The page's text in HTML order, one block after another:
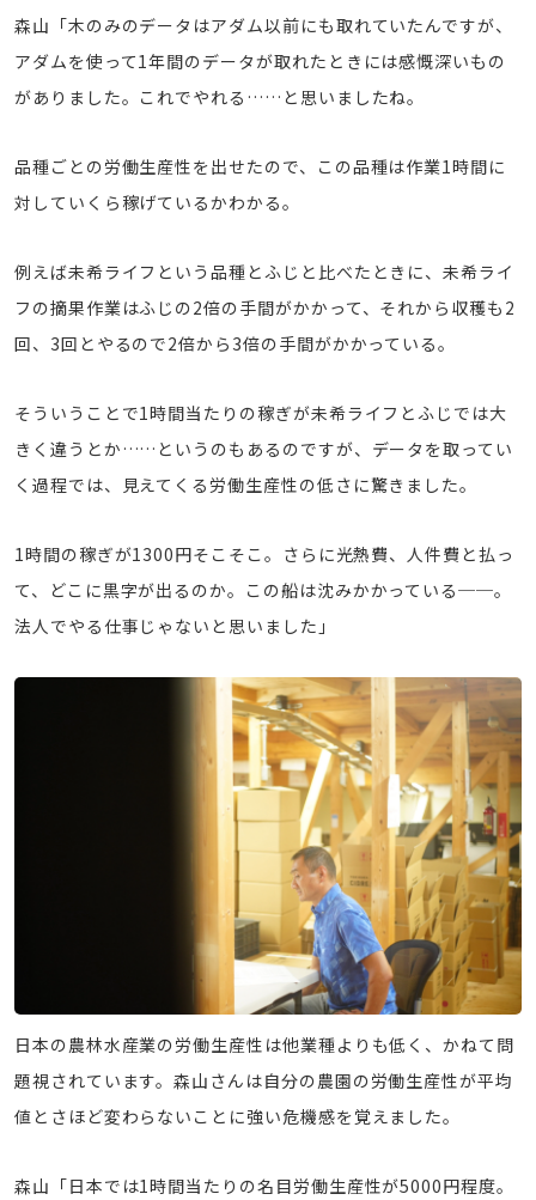
森山「木のみのデータはアダム以前にも取れていたんですが、
アダムを使って1年間のデータが取れたときには感慨深いもの
がありました。これでやれる……と思いましたね。
品種ごとの労働生産性を出せたので、この品種は作業1時間に
対していくら稼げているかわかる。
例えば未希ライフという品種とふじと比べたときに、未希ライ
フの摘果作業はふじの2倍の手間がかかって、それから収穫も2
回、3回とやるので2倍から3倍の手間がかかっている。
そういうことで1時間当たりの稼ぎが未希ライフとふじでは大
きく違うとか……というのもあるのですが、データを取ってい
く過程では、見えてくる労働生産性の低さに驚きました。
1時間の稼ぎが1300円そこそこ。さらに光熱費、人件費と払っ
て、どこに黒字が出るのか。この船は沈みかかっている──。
法人でやる仕事じゃないと思いました」
日本の農林水産業の労働生産性は他業種よりも低く、かねて問
題視されています。森山さんは自分の農園の労働生産性が平均
値とさほど変わらないことに強い危機感を覚えました。
森山「日本では1時間当たりの名目労働生産性が5000円程度。